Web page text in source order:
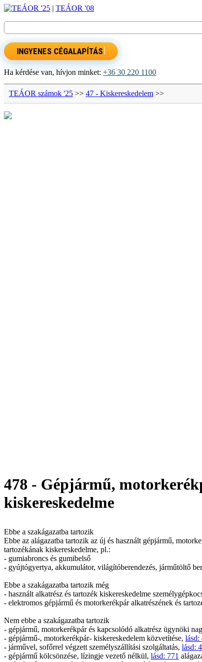
TEÁOR '25 | TEÁOR '08
INGYENES CÉGALAPÍTÁS
Ha kérdése van, hívjon minket: +36 30 220 1100
TEÁOR számok '25 >> 47 - Kiskereskedelem >>
478 - Gépjármű,
kiskereskedelme
Ebbe a szakágazatba tartozik
Ebbe az alágazatba tartozik az új és használt gépjármű,
tartozékának kiskereskedelme, pl.:
- gumiabroncs és gumibelső
- gyújtógyertya, akkumulátor, világítóberendezés, járműtöltő
Ebbe a szakágazatba tartozik még
- használt alkatrész és tartozék kiskereskedelme
- elektromos gépjármű és motorkerékpár alkatrészének és
Nem ebbe a szakágazatba tartozik
- gépjármű, motorkerékpár és kapcsolódó alkatrész ügynöki
- gépjármű-, motorkerékpár- kiskereskedelem közvetítése, lásd:
- járművel, sofőrrel végzett személyszállítási szolgáltatás, lásd:
- gépjármű kölcsönzése, lízingje vezető nélkül, lásd: 771